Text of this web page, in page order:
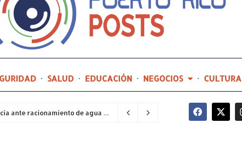
SALUD EDUCACIÓN NEGOCIOS CULTURA
Sector industrial implementa planes de contingencia ante racionamiento de agua y hace un llamado a la eficiencia infraestructural